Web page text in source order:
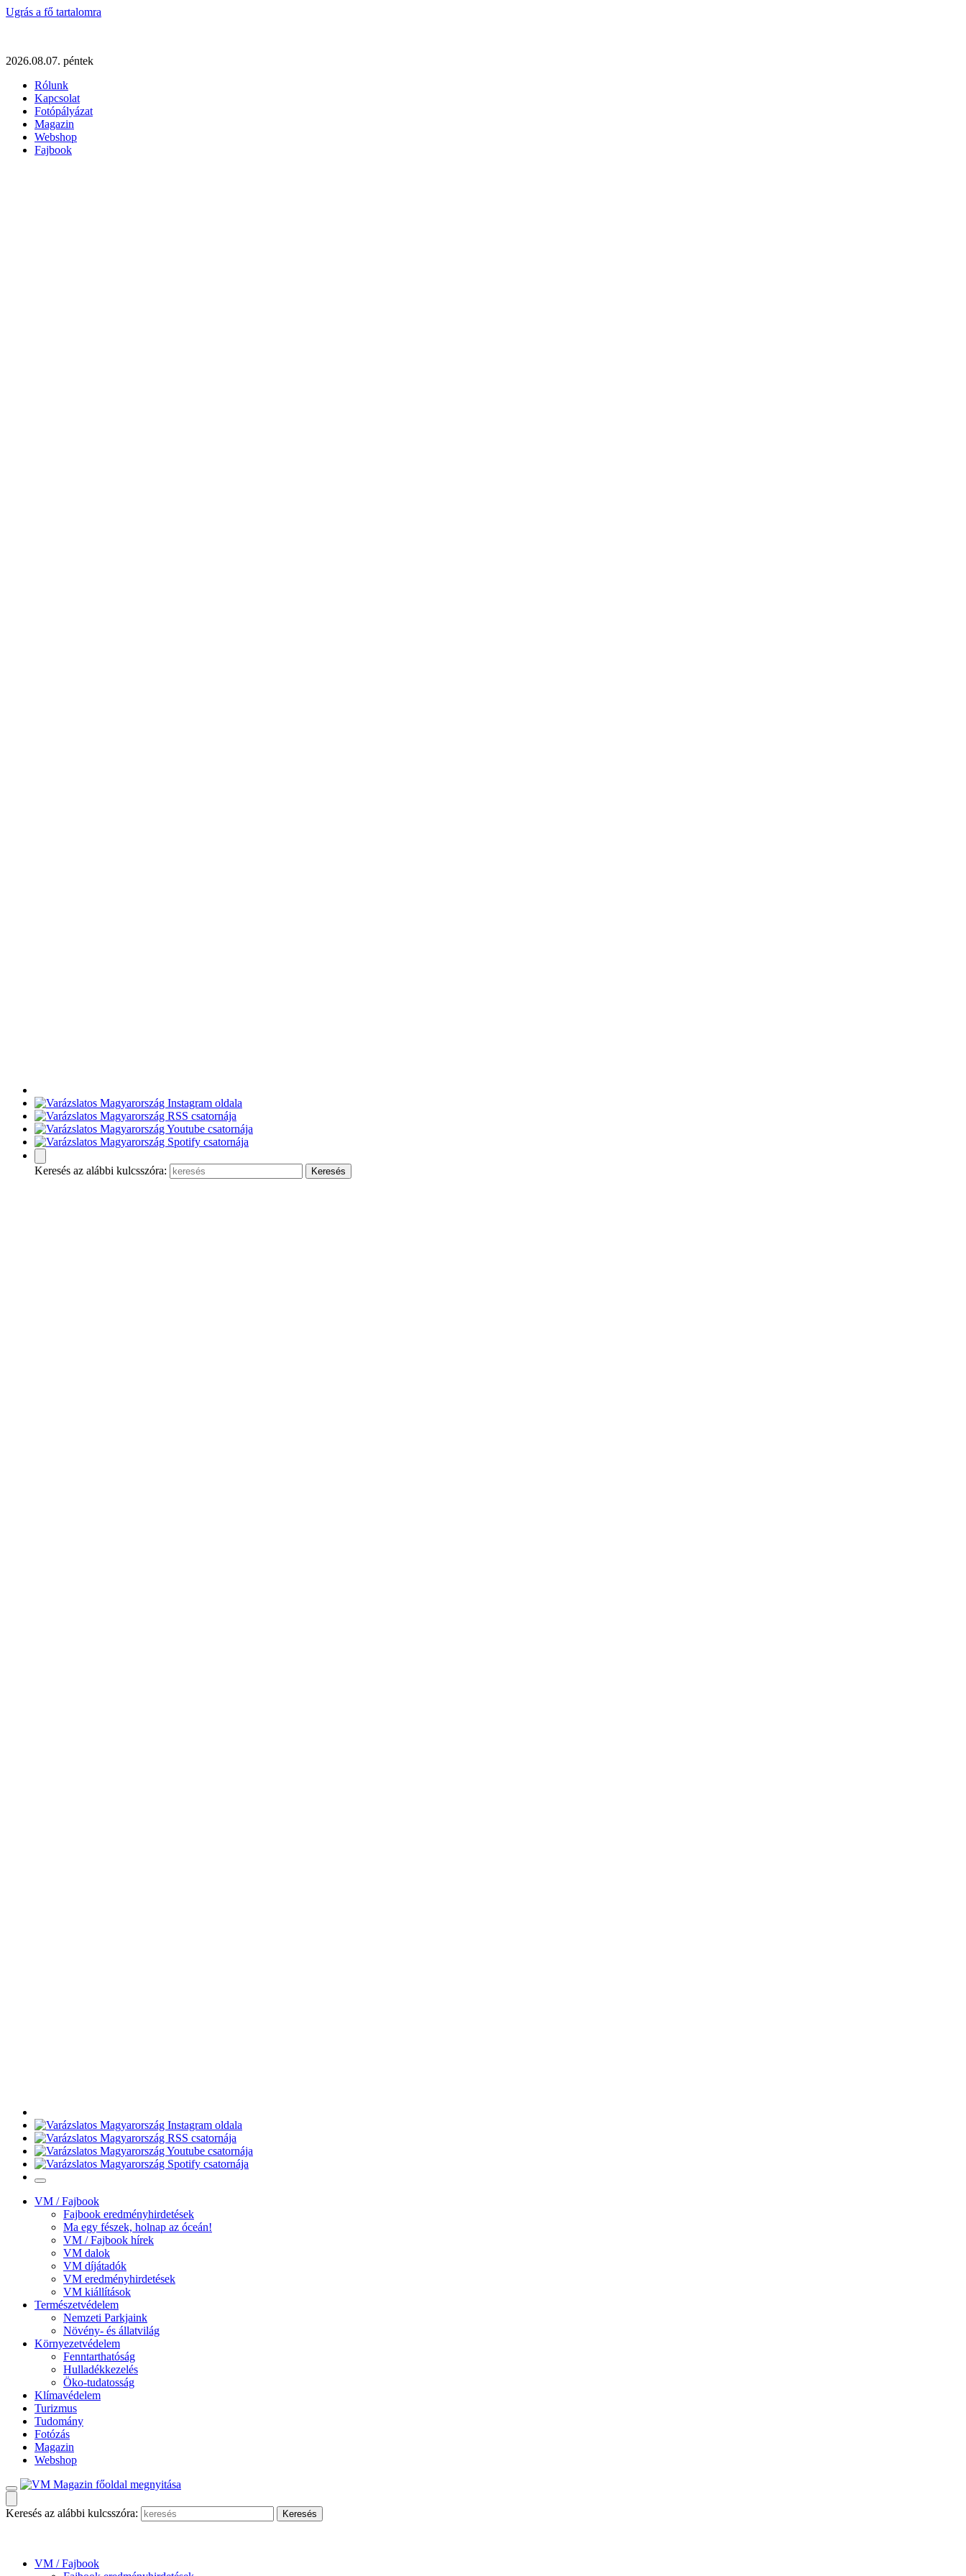
Ugrás a fő tartalomra
2026.08.07. péntek
Rólunk
Kapcsolat
Fotópályázat
Magazin
Webshop
Fajbook
Keresés az alábbi kulcsszóra:
VM / Fajbook
Fajbook eredményhirdetések
Ma egy fészek, holnap az óceán!
VM / Fajbook hírek
VM dalok
VM díjátadók
VM eredményhirdetések
VM kiállítások
Természetvédelem
Nemzeti Parkjaink
Növény- és állatvilág
Környezetvédelem
Fenntarthatóság
Hulladékkezelés
Öko-tudatosság
Klímavédelem
Turizmus
Tudomány
Fotózás
Magazin
Webshop
Keresés az alábbi kulcsszóra:
VM / Fajbook